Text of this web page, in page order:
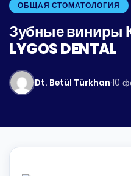
ОБЩАЯ СТОМАТОЛОГИЯ
Зубные виниры
LYGOS DENTAL
Dt. Betül Türkhan·10